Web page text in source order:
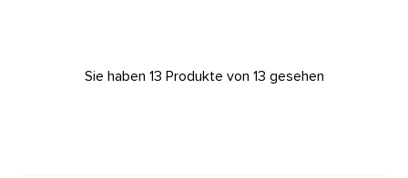
Sie haben 13 Produkte von 13 gesehen